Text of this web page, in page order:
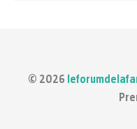
© 2026